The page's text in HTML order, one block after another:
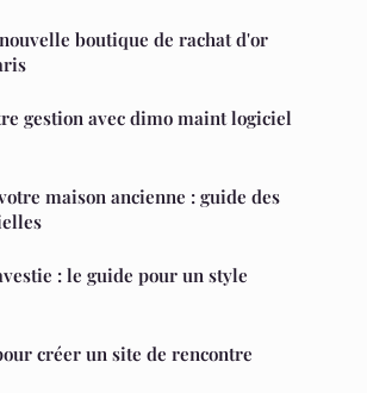
boutique de rachat d'or
gestion avec dimo maint logiciel
maison ancienne : guide des
: le guide pour un style
créer un site de rencontre